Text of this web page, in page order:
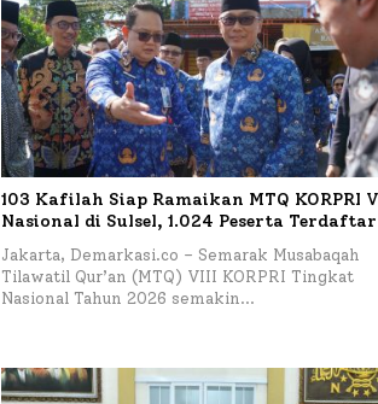
103 Kafilah Siap Ramaikan MTQ KORPRI
Nasional di Sulsel, 1.024 Peserta Terdaftar
Jakarta, Demarkasi.co – Semarak Musabaqah
Tilawatil Qur’an (MTQ) VIII KORPRI Tingkat
Nasional Tahun 2026 semakin…